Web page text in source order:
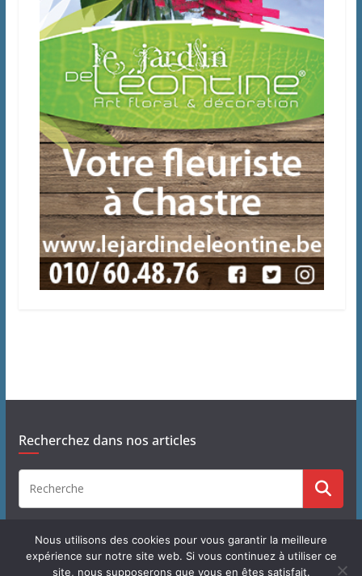
Recherchez dans nos articles
Nous utilisons des cookies pour vous garantir la meilleure
expérience sur notre site web. Si vous continuez à utiliser ce
site, nous supposerons que vous en êtes satisfait.